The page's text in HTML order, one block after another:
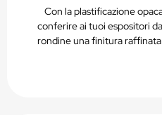
Con la plastificazione
conferire ai tuoi espositori
rondine una finitura